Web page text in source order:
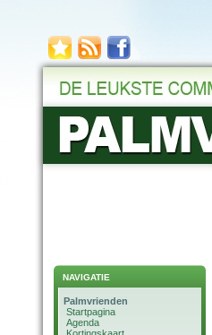
NAVIGATIE
Palmvrienden
Startpagina
Agenda